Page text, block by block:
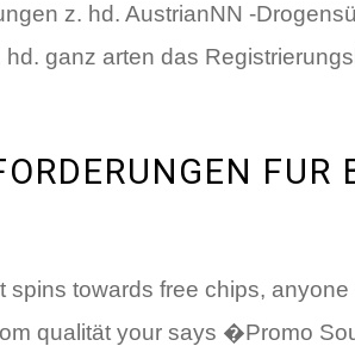
z. hd. AustrianNN -
hd. ganz arten das
spins towards free chips,
qualität your says �Promo